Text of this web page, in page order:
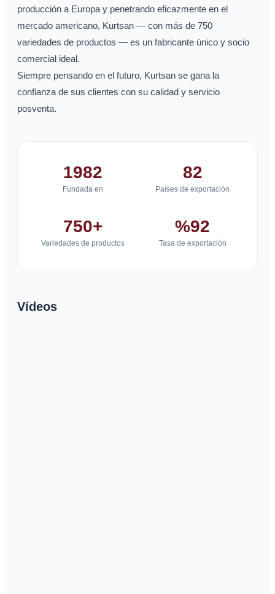
producción a Europa y penetrando eficazmente en el
mercado americano, Kurtsan — con más de 750
variedades de productos — es un fabricante único y socio
comercial ideal.
Siempre pensando en el futuro, Kurtsan se gana la
confianza de sus clientes con su calidad y servicio
posventa.
1982
Fundada en
82
Países de exportación
750+
Variedades de productos
%92
Tasa de exportación
Vídeos